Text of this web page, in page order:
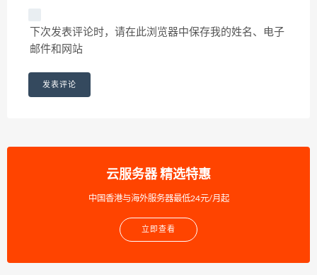
下次发表评论时，请在此浏览器中保存我的姓名、电子
邮件和网站
云服务器 精选特惠
中国香港与海外服务器最低24元/月起
立即查看